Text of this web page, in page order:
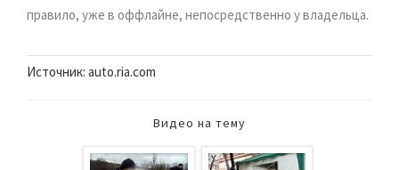
правило, уже в оффлайне, непосредственно у владельца.
Источник: auto.ria.com
Видео на тему